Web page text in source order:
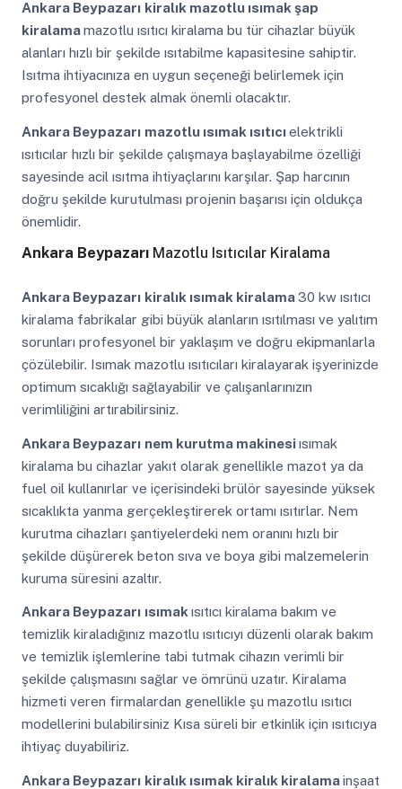
Ankara Beypazarı kiralık mazotlu ısımak şap
kiralamamazotlu ısıtıcı kiralama bu tür cihazlar büyük
alanları hızlı bir şekilde ısıtabilme kapasitesine sahiptir.
Isıtma ihtiyacınıza en uygun seçeneği belirlemek için
profesyonel destek almak önemli olacaktır.
Ankara Beypazarı mazotlu ısımak ısıtıcıelektrikli
ısıtıcılar hızlı bir şekilde çalışmaya başlayabilme özelliği
sayesinde acil ısıtma ihtiyaçlarını karşılar. Şap harcının
doğru şekilde kurutulması projenin başarısı için oldukça
önemlidir.
Ankara BeypazarıMazotlu Isıtıcılar Kiralama
Ankara Beypazarı kiralık ısımak kiralama30 kw ısıtıcı
kiralama fabrikalar gibi büyük alanların ısıtılması ve yalıtım
sorunları profesyonel bir yaklaşım ve doğru ekipmanlarla
çözülebilir. Isımak mazotlu ısıtıcıları kiralayarak işyerinizde
optimum sıcaklığı sağlayabilir ve çalışanlarınızın
verimliliğini artırabilirsiniz.
Ankara Beypazarı nem kurutma makinesiısımak
kiralama bu cihazlar yakıt olarak genellikle mazot ya da
fuel oil kullanırlar ve içerisindeki brülör sayesinde yüksek
sıcaklıkta yanma gerçekleştirerek ortamı ısıtırlar. Nem
kurutma cihazları şantiyelerdeki nem oranını hızlı bir
şekilde düşürerek beton sıva ve boya gibi malzemelerin
kuruma süresini azaltır.
Ankara Beypazarı ısımak ısıtıcı kiralama bakım ve
temizlik kiraladığınız mazotlu ısıtıcıyı düzenli olarak bakım
ve temizlik işlemlerine tabi tutmak cihazın verimli bir
şekilde çalışmasını sağlar ve ömrünü uzatır. Kiralama
hizmeti veren firmalardan genellikle şu mazotlu ısıtıcı
modellerini bulabilirsiniz Kısa süreli bir etkinlik için ısıtıcıya
ihtiyaç duyabiliriz.
Ankara Beypazarı kiralık ısımak kiralık kiralamainşaat